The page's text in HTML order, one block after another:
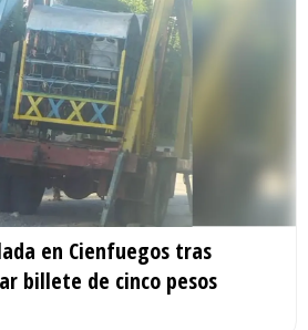
en Cienfuegos tras
billete de cinco pesos